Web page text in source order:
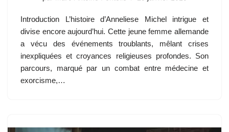
Introduction L’histoire d’Anneliese Michel intrigue et
divise encore aujourd’hui. Cette jeune femme allemande
a vécu des événements troublants, mêlant crises
inexpliquées et croyances religieuses profondes. Son
parcours, marqué par un combat entre médecine et
exorcisme,…